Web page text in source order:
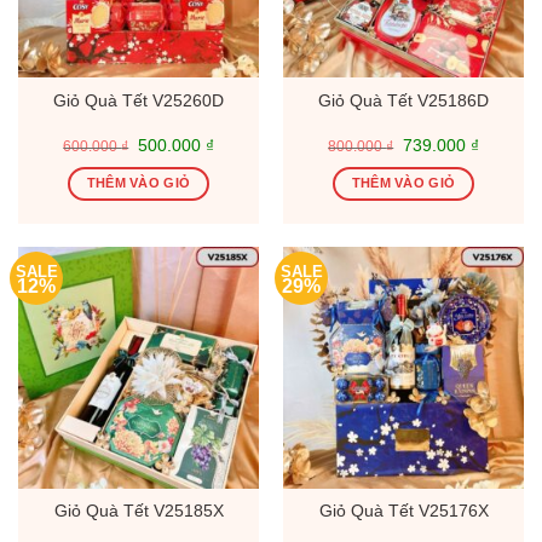
Giỏ Quà Tết V25260D
600.000₫
Giá
là:
600.000 ₫.
500.000 ₫Giá
THÊM VÀO GIỎ
Giỏ Quà Tết V25186D
800.000₫
Giá
là:
800.000 ₫.
739.000 ₫Giá
THÊM VÀO GIỎ
SALE
12%
Giỏ Quà Tết V25185X
SALE
29%
Giỏ Quà Tết V25176X